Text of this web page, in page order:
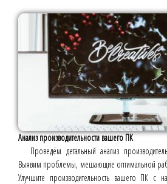
Анализ производительности вашего ПК
Проведём детальный анализ
Выявим проблемы, мешающие оптимальной
Улучшите производительность вашего ПК с